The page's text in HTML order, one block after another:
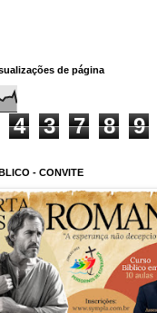
de página
4 3 7 8 9
- CONVITE